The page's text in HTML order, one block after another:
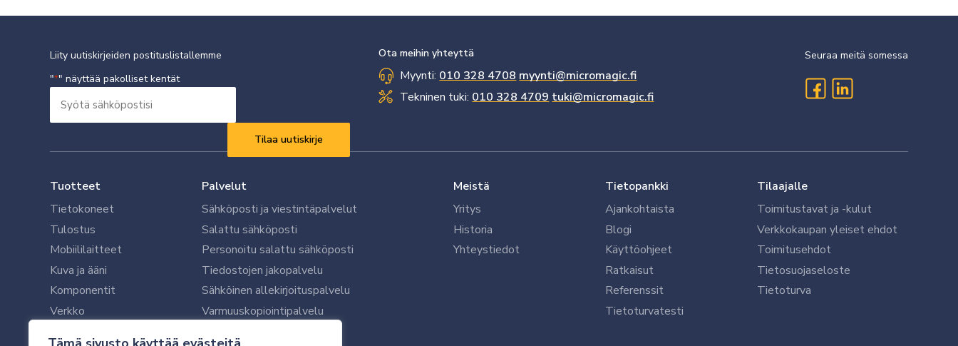
Liity uutiskirjeiden postituslistallemme
"*" näyttää pakolliset kentät
sähköpostisi
Ota meihin yhteyttä
Myynti: 010 328 4708 myynti@micromagic.fi
Tekninen tuki: 010 328 4709 tuki@micromagic.fi
Seuraa meitä somessa
Tuotteet
Tietokoneet
Tulostus
Mobiililaitteet
Kuva ja ääni
Komponentit
Verkko
Palvelut
Sähköposti ja viestintäpalvelut
Salattu sähköposti
Personoitu salattu sähköposti
Tiedostojen jakopalvelu
Sähköinen allekirjoituspalvelu
Varmuuskopiointipalvelu
Meistä
Yritys
Historia
Yhteystiedot
Tietopankki
Ajankohtaista
Blogi
Käyttöohjeet
Ratkaisut
Referenssit
Tietoturvatesti
Tilaajalle
Toimitustavat ja -kulut
Verkkokaupan yleiset ehdot
Toimitusehdot
Tietosuojaseloste
Tietoturva